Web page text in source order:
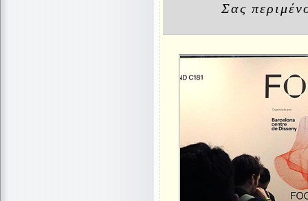
Σας